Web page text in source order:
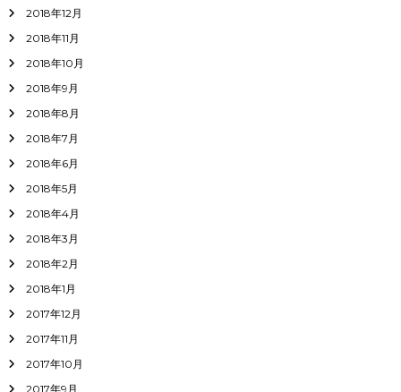
2018年12月
2018年11月
2018年10月
2018年9月
2018年8月
2018年7月
2018年6月
2018年5月
2018年4月
2018年3月
2018年2月
2018年1月
2017年12月
2017年11月
2017年10月
2017年9月